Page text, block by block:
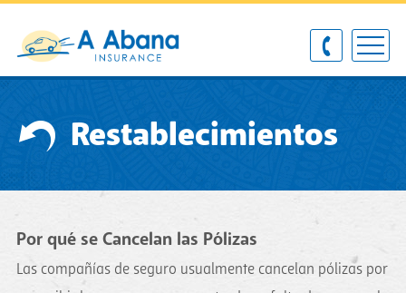
Restablecimientos
Por qué se Cancelan las Pólizas
Las compañías de seguro usualmente cancelan pólizas por